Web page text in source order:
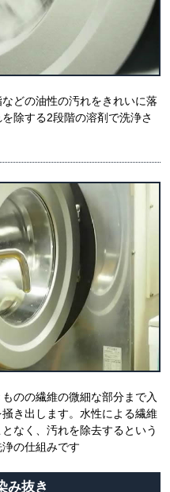
どの油性の汚れをきれいに落
除する2段階の溶剤で洗浄さ
のの繊維の微細な部分まで入
き出します。水性による繊維
なく、汚れを除去するという
の仕組みです
み抜き